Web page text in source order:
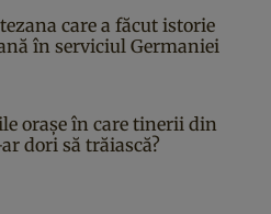
care a făcut istorie
în serviciul Germaniei
orașe în care tinerii din
dori să trăiască?